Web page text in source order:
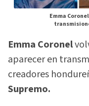
Emma
Emma Coronel
aparecer en
creadores
Supremo.